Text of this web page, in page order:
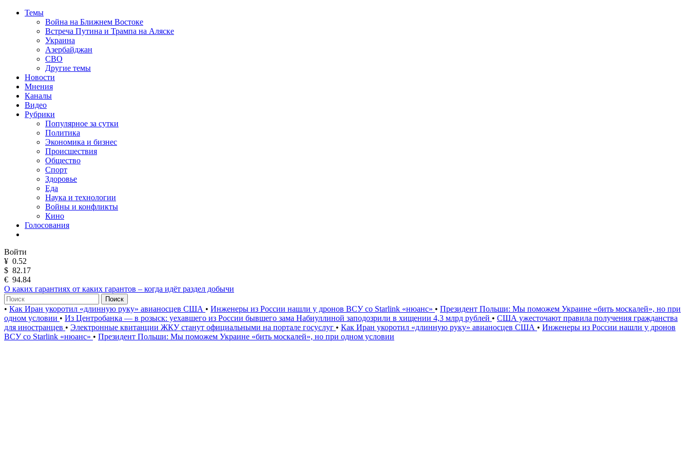
Темы
Война на Ближнем Востоке
Встреча Путина и Трампа на Аляске
Украина
Азербайджан
СВО
Другие темы
Новости
Мнения
Каналы
Видео
Рубрики
Популярное за сутки
Политика
Экономика и бизнес
Происшествия
Общество
Спорт
Здоровье
Еда
Наука и технологии
Войны и конфликты
Кино
Голосования
Войти
¥ 0.52
$ 82.17
€ 94.84
О каких гарантиях от каких гарантов – когда идёт раздел добычи
Поиск
• Как Иран укоротил «длинную руку» авианосцев США • Инженеры из России нашли у дронов ВСУ со Starlink «нюанс» • Президент Польши: Мы поможем Украине «бить москалей», но при
одном условии • Из Центробанка — в розыск: уехавшего из России бывшего зама Набиуллиной заподозрили в хищении 4,3 млрд рублей • США ужесточают правила получения гражданства
для иностранцев • Электронные квитанции ЖКУ станут официальными на портале госуслуг • Как Иран укоротил «длинную руку» авианосцев США • Инженеры из России нашли у дронов
ВСУ со Starlink «нюанс» • Президент Польши: Мы поможем Украине «бить москалей», но при одном условии